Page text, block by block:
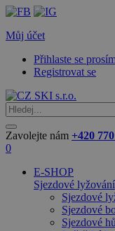
Můj účet
Přihlaste se
Registrovat se
Zavolejte nám +420
0
E-SHOP
Sjezdové lyžování
Sjezdové
Sjezdové
Sjezdové